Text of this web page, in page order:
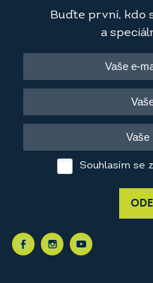
Buďte první, kdo
a
Souhlasím se